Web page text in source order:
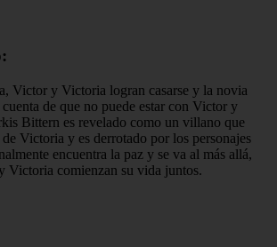
Victor y Victoria logran casarse y la novia
de que no puede estar con Victor y
Bittern es revelado como un villano que
Victoria y es derrotado por los personajes
encuentra la paz y se va al más allá,
Victoria comienzan su vida juntos.